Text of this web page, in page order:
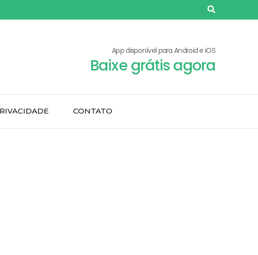
App disponível para Android e iOS
Baixe grátis agora
CONTATO